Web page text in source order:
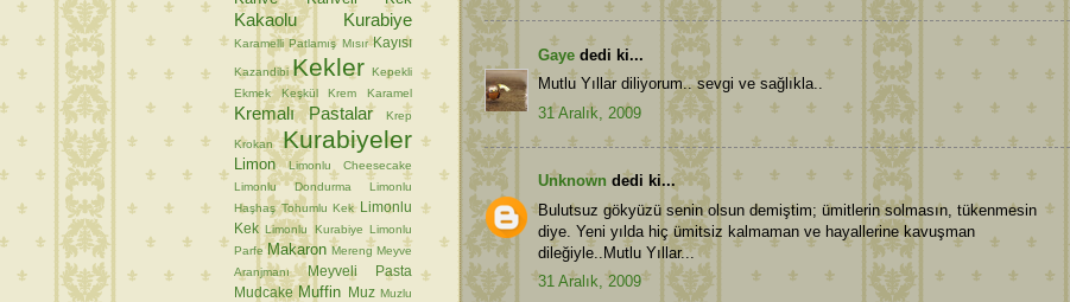
Gaye dedi ki...
Mutlu Yıllar diliyorum.. sevgi ve sağlıkla..
31 Aralık, 2009
Unknown dedi ki...
Bulutsuz gökyüzü senin olsun demiştim; ümitlerin solmasın, tükenmesin
diye. Yeni yılda hiç ümitsiz kalmaman ve hayallerine kavuşman
dileğiyle..Mutlu Yıllar...
31 Aralık, 2009
Kakaolu Kurabiye
Karamelli Patlamış Mısır Kayısı
Kazandibi Kekler Kepekli
Ekmek
Keşkül Krem Karamel
Kremalı Pastalar Krep
Krokan Kurabiyeler
Limon
Limonlu Cheesecake
Limonlu Dondurma
Limonlu
Haşhaş Tohumlu Kek
Limonlu
Kek Limonlu Kurabiye Limonlu
Parfe Makaron Mereng Meyve
Aranjmanı
Meyveli Pasta
Mudcake Muffin Muz Muzlu